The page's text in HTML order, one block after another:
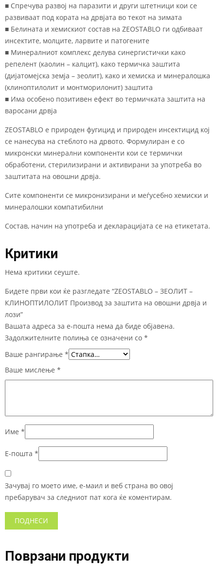
■ Спречува развој на паразити и други штетници кои се
развиваат под кората на дрвјата во текот на зимата
■ Белината и хемискиот состав на ZEOSTABLO ги одбиваат
инсектите, молците, ларвите и патогените
■ Минералниот комплекс делува синергистички како
репелент (каолин – калцит), како термичка заштита
(дијатомејска земја – зеолит), како и хемиска и минералошка
(клиноптилолит и монтморилонит) заштита
■ Има особено позитивен ефект во термичката заштита на
варосани дрвја
ZEOSTABLO е природен фугицид и природен инсектицид кој
се нанесува на стеблото на дрвото. Формулиран е со
микронски минерални компоненти кои се термички
обработени, стерилизирани и активирани за употреба во
заштитата на овошни дрвја.
Сите компоненти се микронизирани и меѓусебно хемиски и
минералошки компатибилни
Состав, начин на употреба и декларацијата се на етикетата.
Критики
Нема критики сеуште.
Бидете први кои ќе разгледате “ZEOSTABLO – ЗЕОЛИТ –
КЛИНОПТИЛОЛИТ Производ за заштита на овошни дрвја и
лози”
Вашата адреса за е-пошта нема да биде објавена.
Задолжителните полиња се означени со *
Ваше рангирање *
Ваше мислење *
Име *
Е-пошта *
Зачувај го моето име, е-маил и веб страна во овој
пребарувач за следниот пат кога ќе коментирам.
Поврзани продукти